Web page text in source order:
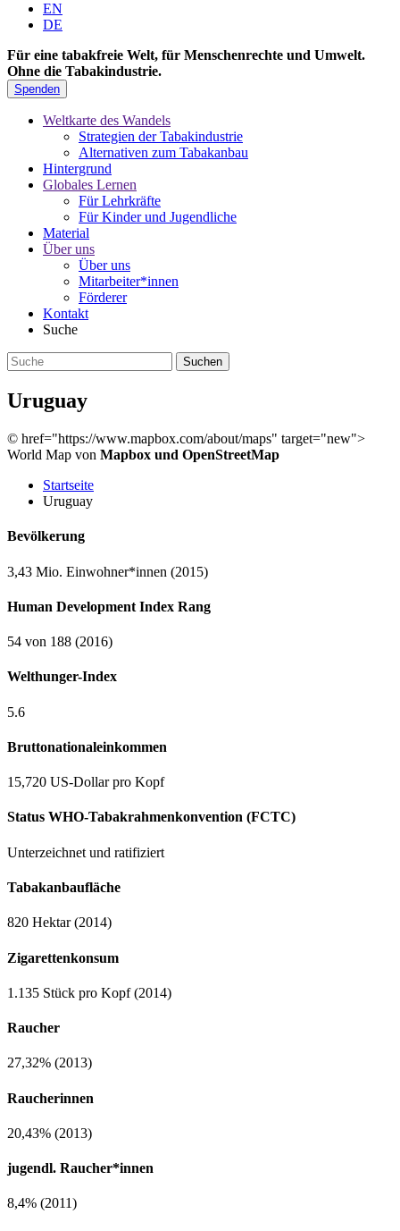
EN
DE
Für eine tabakfreie Welt, für Menschenrechte und Umwelt.
Ohne die Tabakindustrie.
Spenden
Weltkarte des Wandels
Strategien der Tabakindustrie
Alternativen zum Tabakanbau
Hintergrund
Globales Lernen
Für Lehrkräfte
Für Kinder und Jugendliche
Material
Über uns
Über uns
Mitarbeiter*innen
Förderer
Kontakt
Suche
Uruguay
© href="https://www.mapbox.com/about/maps" target="new">
World Map von Mapbox und OpenStreetMap
Startseite
Uruguay
Bevölkerung
3,43 Mio. Einwohner*innen (2015)
Human Development Index Rang
54 von 188 (2016)
Welthunger-Index
5.6
Bruttonationaleinkommen
15,720 US-Dollar pro Kopf
Status WHO-Tabakrahmenkonvention (FCTC)
Unterzeichnet und ratifiziert
Tabakanbaufläche
820 Hektar (2014)
Zigarettenkonsum
1.135 Stück pro Kopf (2014)
Raucher
27,32% (2013)
Raucherinnen
20,43% (2013)
jugendl. Raucher*innen
8,4% (2011)